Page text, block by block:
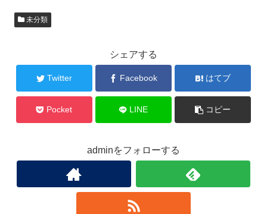
未分類
シェアする
Twitter Facebook はてブ
Pocket LINE コピー
adminをフォローする